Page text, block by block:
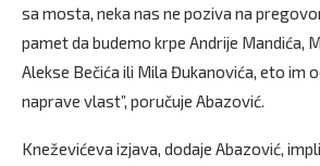
sa mosta, neka nas ne poziva na
pamet da budemo krpe Andrije Mandića,
Alekse Bečića ili Mila Đukanovića, eto im
naprave vlast”, poručuje Abazović.
Kneževićeva izjava, dodaje Abazović,